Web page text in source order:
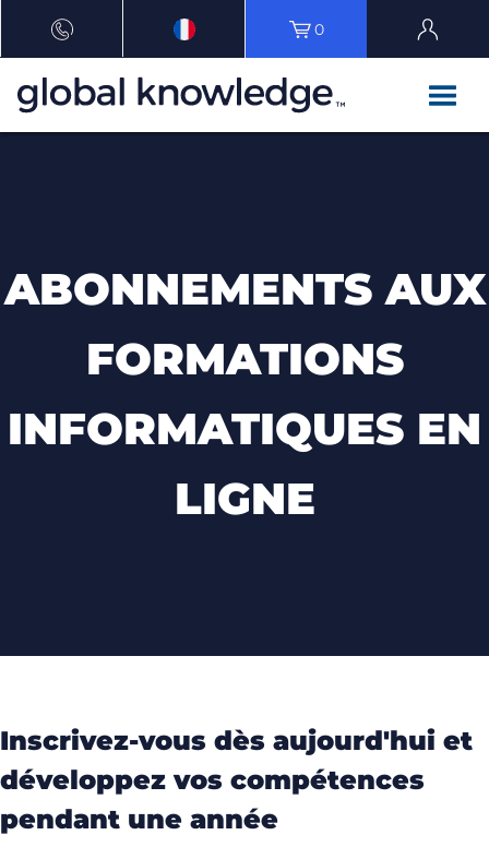
0
ABONNEMENTS AUX
FORMATIONS
INFORMATIQUES EN
LIGNE
Inscrivez-vous dès aujourd'hui et
développez vos compétences
pendant une année